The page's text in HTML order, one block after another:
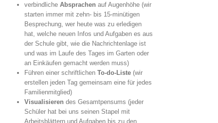
verbindliche Absprachen auf Augenhöhe (wir
starten immer mit zehn- bis 15-minütigen
Besprechung, wer heute was zu erledigen
hat, welche neuen Infos und Aufgaben es aus
der Schule gibt, wie die Nachrichtenlage ist
und was im Laufe des Tages im Garten oder
an Einkäufen gemacht werden muss)
Führen einer schriftlichen To-do-Liste (wir
erstellen jeden Tag gemeinsam eine für jedes
Familienmitglied)
Visualisieren des Gesamtpensums (jeder
Schüler hat bei uns seinen Stapel mit
Arbeitsblättern und Aufgaben bis zu den